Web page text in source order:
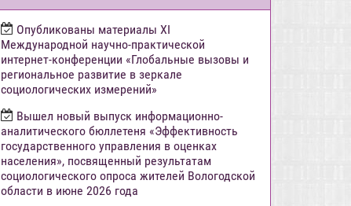
Опубликованы материалы XI
Международной научно-практической
интернет-конференции «Глобальные вызовы и
региональное развитие в зеркале
социологических измерений»
Вышел новый выпуск информационно-
аналитического бюллетеня «Эффективность
государственного управления в оценках
населения», посвященный результатам
социологического опроса жителей Вологодской
области в июне 2026 года